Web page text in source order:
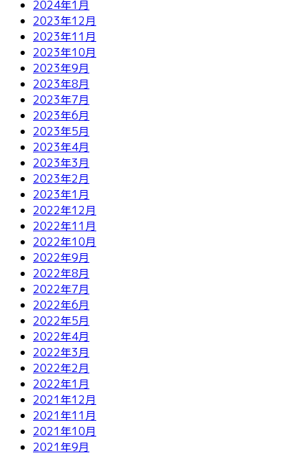
2024年1月
2023年12月
2023年11月
2023年10月
2023年9月
2023年8月
2023年7月
2023年6月
2023年5月
2023年4月
2023年3月
2023年2月
2023年1月
2022年12月
2022年11月
2022年10月
2022年9月
2022年8月
2022年7月
2022年6月
2022年5月
2022年4月
2022年3月
2022年2月
2022年1月
2021年12月
2021年11月
2021年10月
2021年9月